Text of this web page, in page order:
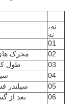
نه،
نه
01
02
محرک
03
طول
04
05
سیلندر
06
بعد از